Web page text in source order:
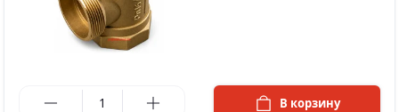
В корзину